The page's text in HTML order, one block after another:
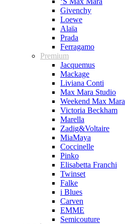
Givenchy
Loewe
Alaïa
Prada
Ferragamo
Premium
Jacquemus
Mackage
Liviana Conti
Max Mara Studio
Weekend Max Mara
Victoria Beckham
Marella
Zadig&Voltaire
MiaMaya
Coccinelle
Pinko
Elisabetta Franchi
Twinset
Falke
i Blues
Carven
EMME
Semicouture